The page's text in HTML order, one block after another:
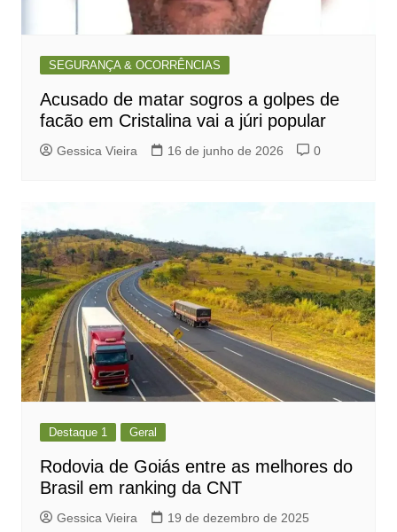
SEGURANÇA & OCORRÊNCIAS
Acusado de matar sogros a golpes de
facão em Cristalina vai a júri popular
Gessica Vieira 16 de junho de 2026 0
Destaque 1 Geral
Rodovia de Goiás entre as melhores do
Brasil em ranking da CNT
Gessica Vieira
19 de dezembro de 2025